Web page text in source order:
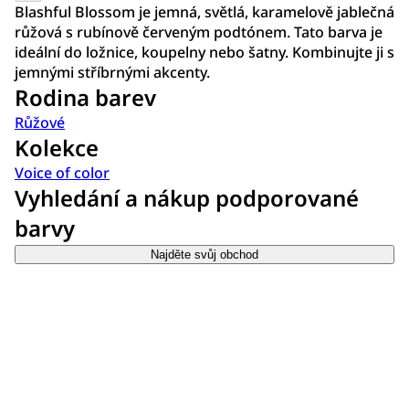
Blashful Blossom je jemná, světlá, karamelově jablečná
růžová s rubínově červeným podtónem. Tato barva je
ideální do ložnice, koupelny nebo šatny. Kombinujte ji s
jemnými stříbrnými akcenty.
Rodina barev
Růžové
Kolekce
Voice of color
Vyhledání a nákup podporované
barvy
Najděte svůj obchod